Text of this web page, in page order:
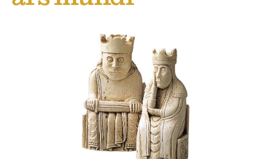
Spring over billedgalleri